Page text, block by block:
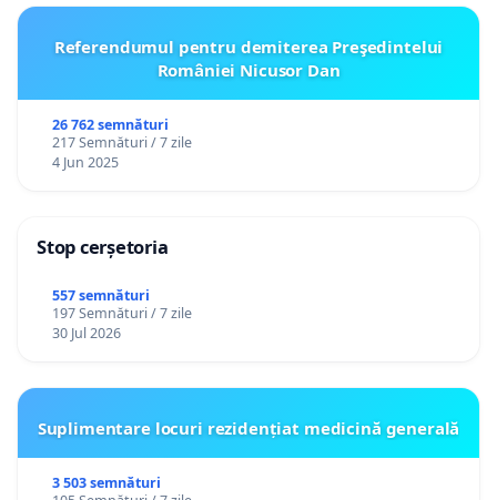
Referendumul pentru demiterea Preşedintelui
României Nicusor Dan
26 762 semnături
217 Semnături / 7 zile
4 Jun 2025
Stop cerșetoria
557 semnături
197 Semnături / 7 zile
30 Jul 2026
Suplimentare locuri rezidențiat medicină generală
3 503 semnături